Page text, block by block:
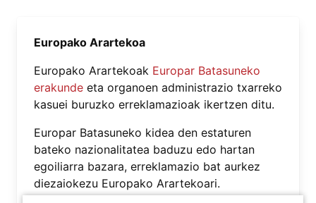
Europako Arartekoa
Europako Arartekoak Europar Batasuneko
erakunde eta organoen administrazio txarreko
kasuei buruzko erreklamazioak ikertzen ditu.
Europar Batasuneko kidea den estaturen
bateko nazionalitatea baduzu edo hartan
egoiliarra bazara, erreklamazio bat aurkez
diezaiokezu Europako Arartekoari.